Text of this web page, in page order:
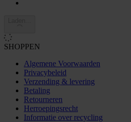
SHOPPEN
Algemene Voorwaarden
Privacybeleid
Verzending & levering
Betaling
Retourneren
Herroepingsrecht
Informatie over recycling